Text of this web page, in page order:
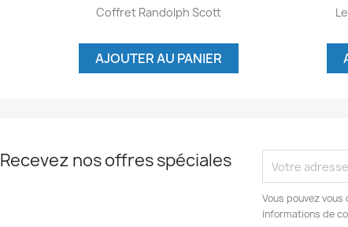
Aperçu rapide
Coffret Randolph Scott
AJOUTER AU PANIER
Recevez nos offres spéciales
Vous pouvez
informations de